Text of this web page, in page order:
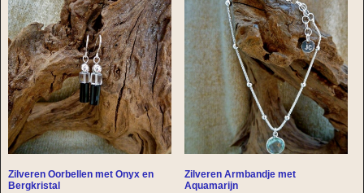
Zilveren Oorbellen met Onyx en
Bergkristal
Zilveren Armbandje met
Aquamarijn